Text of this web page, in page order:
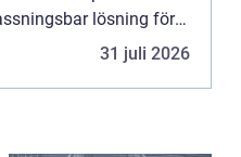
lösning för
31 juli 2026